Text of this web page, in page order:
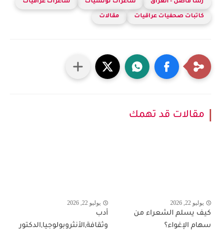
رشا فاضل - العراق شاعرات تونسيات شاعرات عراقيات
كاتبات صحفيات عراقيات مقالات
مقالات قد تهمك
يوليو 22, 2026
كيف يسلم الشعراء من
سهام الإغواء؟
يوليو 22, 2026
أدب
وثقافة,الأنثروبولوجيا,الدكتور